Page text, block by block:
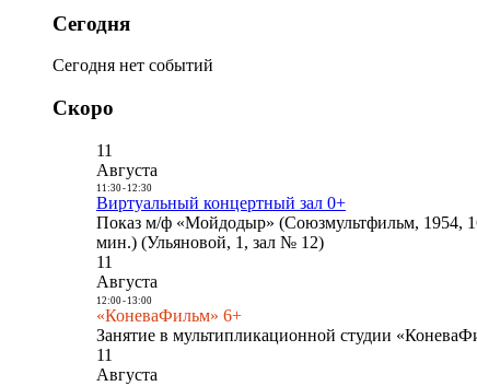
Сегодня
Сегодня нет событий
Скоро
11
Августа
11:30- 12:30
Виртуальный концертный зал 0+
Показ м/ф «Мойдодыр» (Союзмультфильм, 1954,
мин.) (Ульяновой, 1, зал № 12)
11
Августа
12:00- 13:00
«КоневаФильм» 6+
Занятие в мультипликационной студии
11
Августа